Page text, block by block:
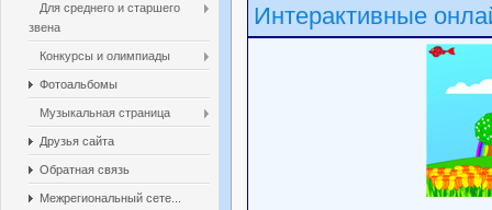
Для среднего и старшего
звена
Конкурсы и олимпиады
Фотоальбомы
Музыкальная страница
Друзья сайта
Обратная связь
Межрегиональный сете...
Интерактивные